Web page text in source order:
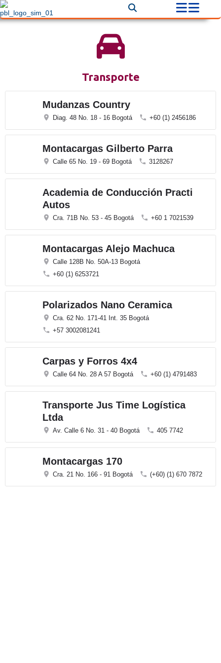
Transporte
Mudanzas Country
Diag. 48 No. 18 - 16 Bogotá +60 (1) 2456186
Montacargas Gilberto Parra
Calle 65 No. 19 - 69 Bogotá 3128267
Academia de Conducción Practi
Autos
Cra. 71B No. 53 - 45 Bogotá +60 1 7021539
Montacargas Alejo Machuca
Calle 128B No. 50A-13 Bogotá
+60 (1) 6253721
Polarizados Nano Ceramica
Cra. 62 No. 171-41 Int. 35 Bogotá
+57 3002081241
Carpas y Forros 4x4
Calle 64 No. 28 A 57 Bogotá +60 (1) 4791483
Transporte Jus Time Logística
Ltda
Av. Calle 6 No. 31 - 40 Bogotá 405 7742
Montacargas 170
Cra. 21 No. 166 - 91 Bogotá (+60) (1) 670 7872